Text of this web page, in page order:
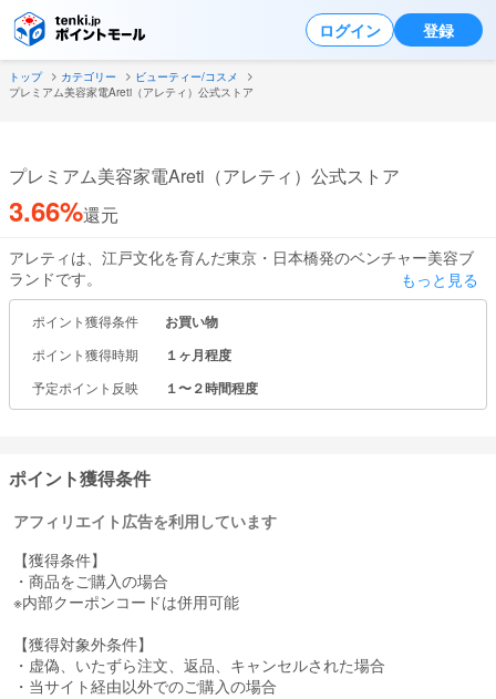
ログイン 登録
トップ カテゴリー
ビューティー/コスメ
プレミアム美容家電Areti（アレティ）公式ストア
プレミアム美容家電Areti（アレティ）公式ストア
3.66%還元
アレティは、江戸文化を育んだ東京・日本橋発のベンチャー美容ブ
ランドです。
シャンプーなどの化粧品は全て日本製。
小型電気製品は東京でデザインし、生産はアメリカやヨーロッパの
す。
品質管理から販売まで自社で一貫して行い、大手総合家電メーカー
にはないスピード感でお客様のニーズに柔軟に応えたAreti独自の製
もっと見る
ポイント獲得条件 お買い物
ポイント獲得時期 １ヶ月程度
予定ポイント反映 １〜２時間程度
ポイント獲得条件
アフィリエイト広告を利用しています
【獲得条件】
・商品をご購入の場合
※内部クーポンコードは併用可能
【獲得対象外条件】
・虚偽、いたずら注文、返品、キャンセルされた場合
・当サイト経由以外でのご購入の場合